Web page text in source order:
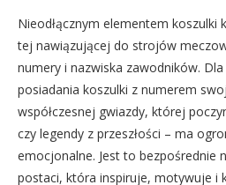
Nieodłącznym elementem koszulki
tej nawiązującej do strojów
numery i nazwiska zawodników.
posiadania koszulki z numerem
współczesnej gwiazdy, której
czy legendy z przeszłości – ma
emocjonalne. Jest to bezpośrednie
postaci, która inspiruje, motywuje i